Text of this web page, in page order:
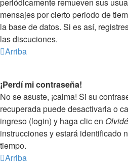
mensajes por cierto periodo de
la base de datos. Si es así,
las discuciones.
Arriba
¡Perdí mi contraseña!
No se asuste, ¡calma! Si su
recuperada puede desactivarla o
ingreso (login) y haga clic en
instrucciones y estará identificado
tiempo.
Arriba